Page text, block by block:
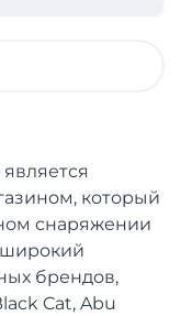
является
который
снаряжении
широкий
брендов,
Cat, Abu